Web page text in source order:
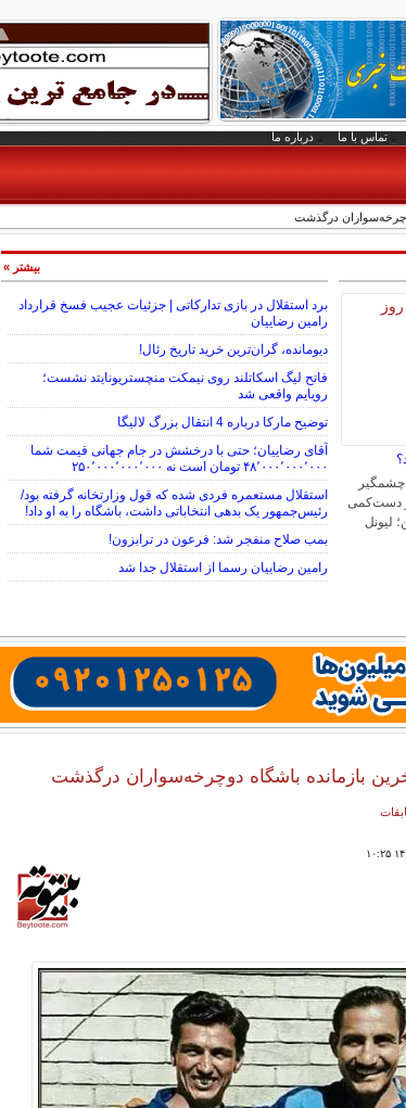
تماس با ما درباره ما
درگذشت
چشمگیر
دست‌کمی
لیونل
برد استقلال در بازی تدارکاتی | جزئیات عجیب فسخ قرارداد
رامین رضاییان
دیومانده، گران‌ترین خرید تاریخ رئال!
فاتح لیگ اسکاتلند روی نیمکت منچستریونایتد نشست؛
رویایم واقعی شد
توضیح مارکا درباره 4 انتقال بزرگ لالیگا
آقای رضاییان؛ حتی با درخشش در جام جهانی قیمت شما
۴۸٬۰۰۰٬۰۰۰٬۰۰۰ تومان است نه ۲۵۰٬۰۰۰٬۰۰۰٬۰۰۰
استقلال مستعمره فردی شده که قول وزارتخانه گرفته بود/
رئیس‌جمهور یک بدهی انتخاباتی داشت، باشگاه را به او داد!
بمب صلاح منفجر شد: فرعون در ترابزون!
رامین رضاییان رسما از استقلال جدا شد
بیشتر »
بازمانده باشگاه دوچرخه‌سواران درگذشت